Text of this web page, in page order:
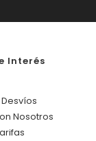
Interés
Nosotros